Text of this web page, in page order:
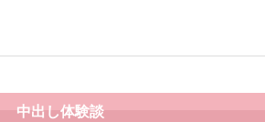
中出し体験談